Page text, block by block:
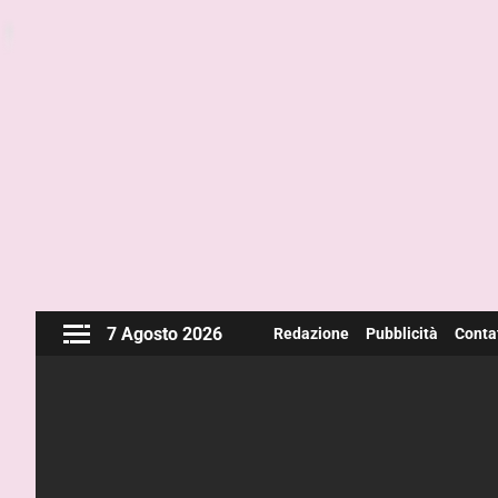
7 Agosto 2026 Redazione Pubblicità